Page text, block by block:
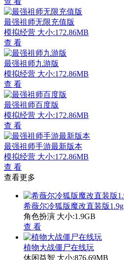
最强祖师无限充值版
模拟经营 大小:172.86MB
查 看
最强祖师九游版
模拟经营 大小:172.86MB
查 看
最强祖师百度版
模拟经营 大小:172.86MB
查 看
最强祖师手游最新版本
模拟经营 大小:172.86MB
查 看
查看更多
希薇尔冷狐版魔改直装版1.9g
角色扮演 大小:1.9GB
查 看
植物大战僵尸在线玩
休闲益智 大小:876.69MB